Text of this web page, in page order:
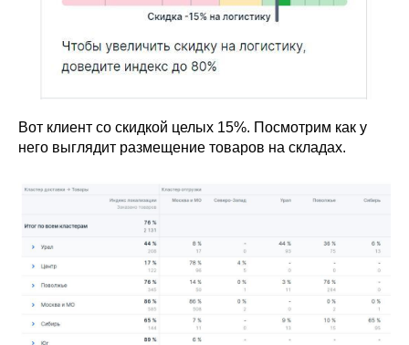
Вот клиент со скидкой целых 15%. Посмотрим как у
него выглядит размещение товаров на складах.